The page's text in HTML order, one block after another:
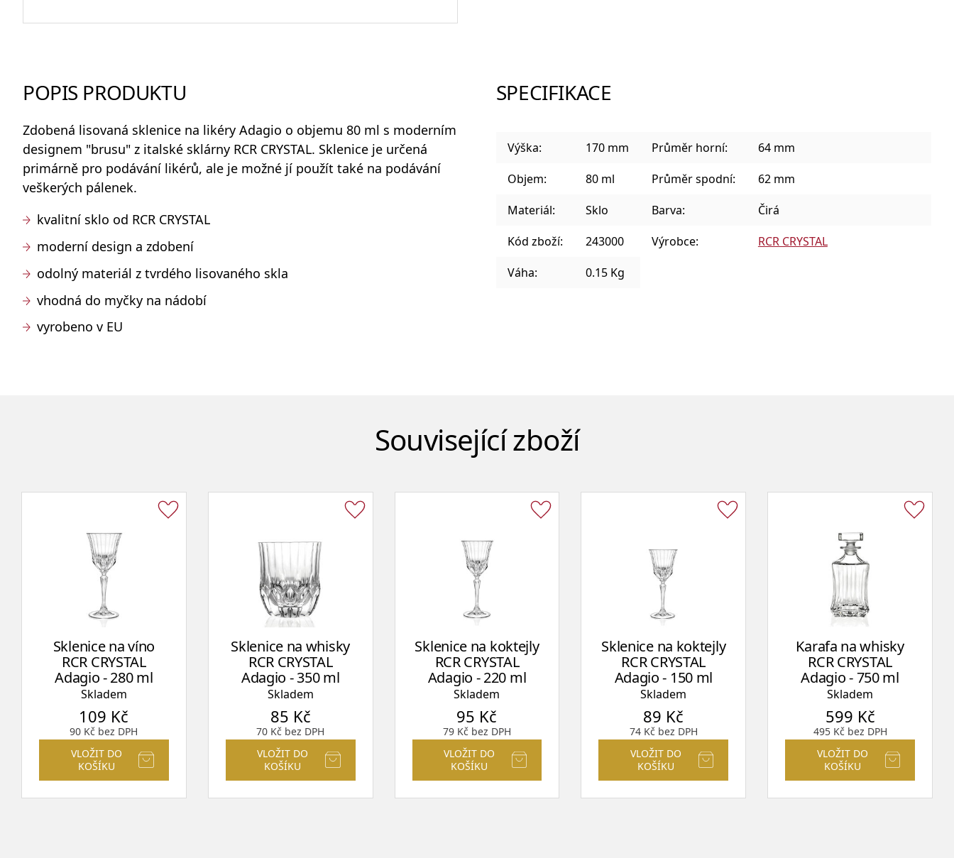
Whisky sety a karafy Plastové sklenice
Skleněné dózy na potraviny Designové sklenice na koktejly
POPIS PRODUKTU
Zdobená lisovaná sklenice na likéry Adagio o objemu 80 ml s moderním
designem "brusu" z italské sklárny RCR CRYSTAL. Sklenice je určená
primárně pro podávání likérů, ale je možné jí použít také na podávání
veškerých pálenek.
kvalitní sklo od RCR CRYSTAL
moderní design a zdobení
odolný materiál z tvrdého lisovaného skla
vhodná do myčky na nádobí
vyrobeno v EU
SPECIFIKACE
Výška: 170 mm Průměr horní:
64 mm
Objem:
80 ml Průměr spodní:
62 mm
Materiál:
Sklo Barva:
Čirá
Kód zboží:
243000 Výrobce:
RCR CRYSTAL
Váha:
0.15 Kg
Související zboží
Sklenice na víno
RCR CRYSTAL
Adagio - 280 ml
Skladem
109 Kč
90 Kč bez DPH
VLOŽIT DO
KOŠÍKU
Sklenice na whisky
RCR CRYSTAL
Adagio - 350 ml
Skladem
85 Kč
70 Kč bez DPH
VLOŽIT DO
KOŠÍKU
Sklenice na koktejly
RCR CRYSTAL
Adagio - 220 ml
Skladem
95 Kč
79 Kčbez DPH
VLOŽIT DO
KOŠÍKU
Sklenice na koktejly
RCR CRYSTAL
Adagio - 150 ml
Skladem
89 Kč
74 Kčbez DPH
VLOŽIT DO
KOŠÍKU
Karafa na whisky
RCR CRYSTAL
Adagio - 750 ml
Skladem
599 Kč
495 Kčbez DPH
VLOŽIT DO
KOŠÍKU